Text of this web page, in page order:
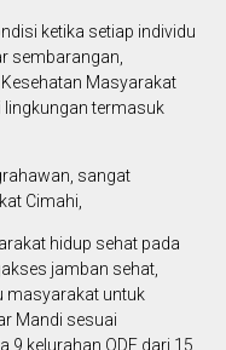
ketika setiap individu
sembarangan,
Masyarakat
lingkungan termasuk
sangat
Cimahi,
hidup sehat pada
jamban sehat,
masyarakat untuk
Mandi sesuai
9 kelurahan ODF dari 15